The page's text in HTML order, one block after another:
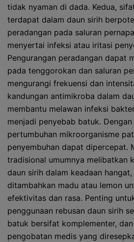
tidak nyaman di dada. Kedua,
terdapat dalam daun sirih
peradangan pada saluran
menyertai infeksi atau iritasi
Pengurangan peradangan dapat
pada tenggorokan dan saluran
mengurangi frekuensi dan
kandungan antimikroba dalam
membantu melawan infeksi
menjadi penyebab batuk.
pertumbuhan mikroorganisme
penyembuhan dapat dipercepat.
tradisional umumnya melibatkan
daun sirih dalam keadaan
ditambahkan madu atau lemon
efektivitas dan rasa. Penting
penggunaan rebusan daun sirih
batuk bersifat komplementer,
pengobatan medis yang